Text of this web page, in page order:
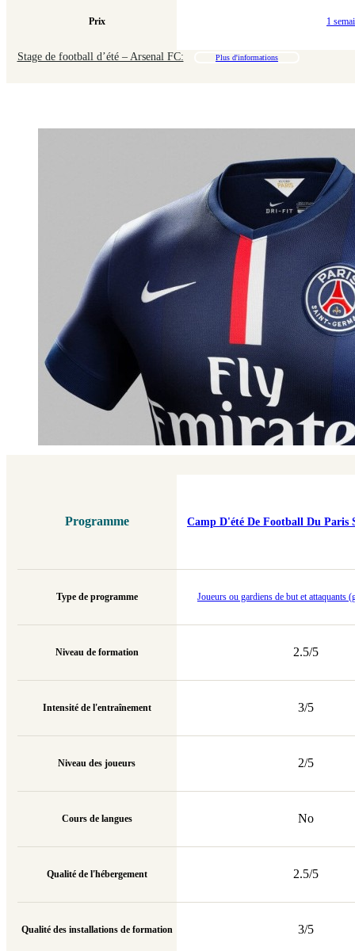
Prix 1
Stage de football d’été – Arsenal FC: Plus d'informations
Programme
Type de programme
Niveau de formation
Intensité de l'entraînement
Niveau des joueurs
Cours de langues
Qualité de l'hébergement
Qualité des installations de formation
Camp D'été De Football Du Paris
Joueurs ou gardiens de but et attaquants
2.5/5
3/5
2/5
No
2.5/5
3/5